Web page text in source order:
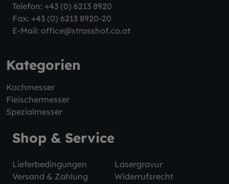
Telefon: +43 (0) 6213 8920
Fax: +43 (0) 6213 8920-20
E-Mail: office@strasshof.co.at
Kategorien
Kochmesser
Fleischermesser
Spezialmesser
Shop & Service
Lieferbedingungen
Lasergravur
Versand & Zahlung
Widerrufsrecht